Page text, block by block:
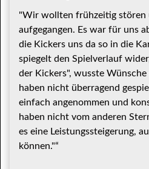
"Wir wollten frühzeitig stören
aufgegangen. Es war für uns
die Kickers uns da so in die
spiegelt den Spielverlauf
der Kickers", wusste
haben nicht überragend
einfach angenommen und
haben nicht vom anderen
es eine Leistungssteigerung,
können."“